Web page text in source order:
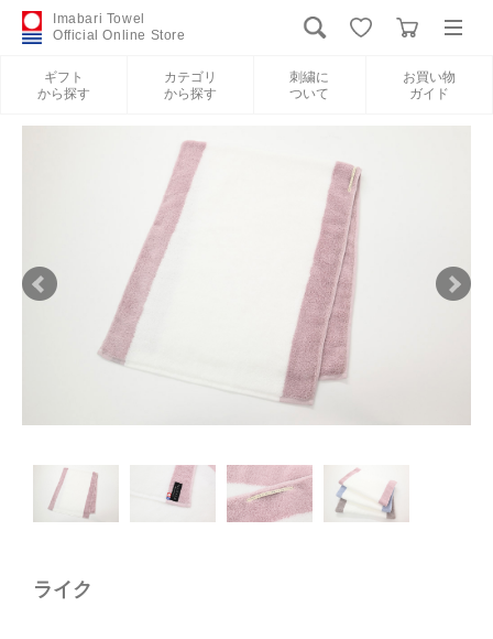
Imabari Towel
Official Online Store
ギフト
から探す
カテゴリ
から探す
刺繍に
ついて
お買い物
ガイド
新規会員登録
カテゴリから探す
刺繍について
当サイトについて
ライク